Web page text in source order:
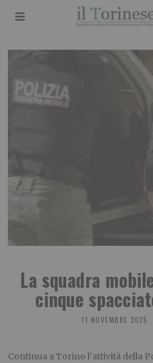
La squadra
cinque
11 NOVEMBRE 2025
Continua a Torino l’attività della